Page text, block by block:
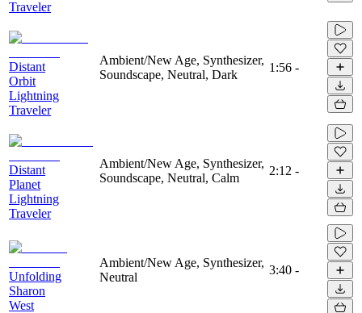
Traveler
Distant
Orbit
Lightning
Traveler
Ambient/New Age, Synthesizer,
Soundscape, Neutral, Dark
1:56 -
Distant
Planet
Lightning
Traveler
Ambient/New Age, Synthesizer,
Soundscape, Neutral, Calm
2:12 -
Unfolding
Sharon
West
Ambient/New Age, Synthesizer,
Neutral
3:40 -